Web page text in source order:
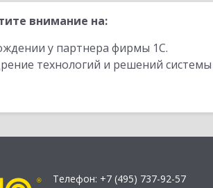
внимание на:
у партнера фирмы 1С.
технологий и решений
Телефон: +7 (495) 737-92-57